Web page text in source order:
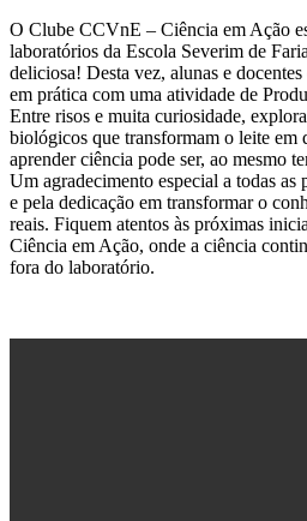
O Clube CCVnE – Ciência em Ação
laboratórios da Escola Severim de
deliciosa! Desta vez, alunas e
em prática com uma atividade de
Entre risos e muita curiosidade,
biológicos que transformam o leite em
aprender ciência pode ser, ao mesmo
Um agradecimento especial a todas as
e pela dedicação em transformar o
reais. Fiquem atentos às próximas
Ciência em Ação, onde a ciência
fora do laboratório.